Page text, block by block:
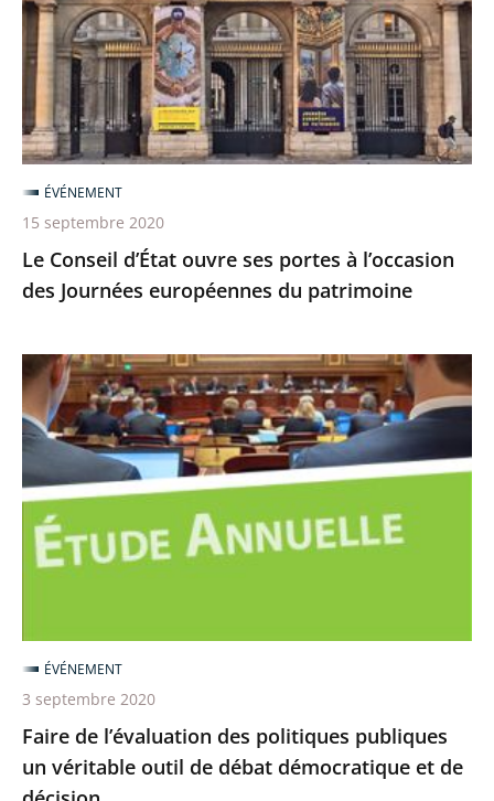
ses
portes
à
l’occasion
des
Journées
européennes
du
patrimoine
Le Conseil d’État ouvre ses portes à l’occasion
des Journées européennes du patrimoine
ÉVÉNEMENT
15 septembre 2020
Faire
de
l’évaluation
politiques
publiques
un
de
débat
démocratique
et
de
Faire de l’évaluation des politiques publiques
un véritable outil de débat démocratique et de
ÉVÉNEMENT
3 septembre 2020